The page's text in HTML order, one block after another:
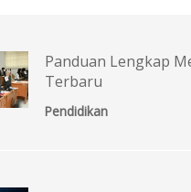
Panduan Lengkap
Terbaru
Pendidikan